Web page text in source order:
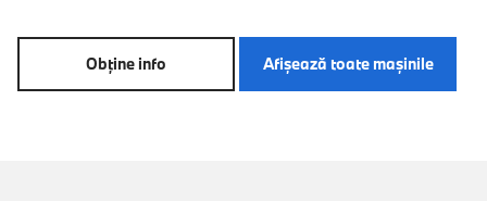
Obţine info Afişează toate maşinile